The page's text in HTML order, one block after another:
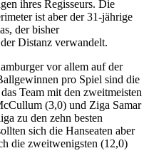
ihres Regisseurs. Die
ist aber der 31-jährige
der bisher
Distanz verwandelt.
vor allem auf der
pro Spiel sind die
Team mit den zweitmeisten
(3,0) und Ziga Samar
zu den zehn besten
sich die Hanseaten aber
die zweitwenigsten (12,0)